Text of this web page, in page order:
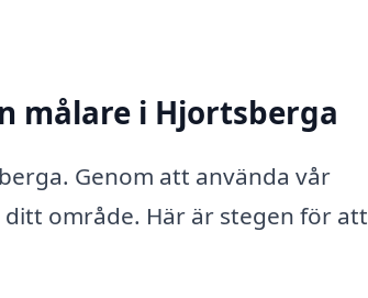
målare i Hjortsberga
Genom att använda vår
område. Här är stegen för att